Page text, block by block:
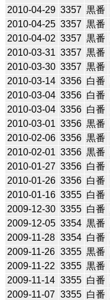
2010-04-29 3357 黒番
2010-04-25 3357 黒番
2010-04-02 3357 黒番
2010-03-31 3357 黒番
2010-03-30 3357 黒番
2010-03-14 3356 白番
2010-03-04 3356 白番
2010-03-04 3356 白番
2010-03-01 3356 黒番
2010-02-06 3356 黒番
2010-02-01 3356 黒番
2010-01-27 3356 白番
2010-01-26 3356 白番
2010-01-16 3355 白番
2009-12-30 3355 白番
2009-12-05 3354 黒番
2009-11-28 3354 白番
2009-11-26 3355 黒番
2009-11-22 3355 黒番
2009-11-14 3355 白番
2009-11-07 3355 白番